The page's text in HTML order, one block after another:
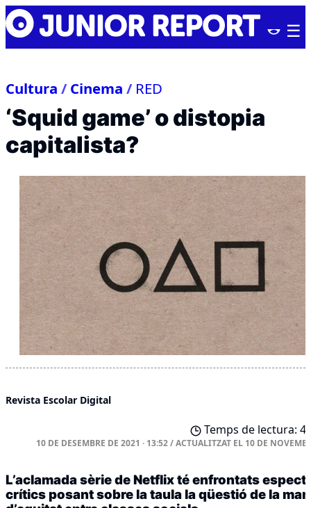
Skip
to
content
Junior
Report
Cultura /Cinema / RED
‘Squid game’ o distopia
capitalista?
Revista Escolar Digital
Temps de lectura: 4
10 DE DESEMBRE DE 2021 · 13:52/ACTUALITZAT EL 10 DE
L’aclamada sèrie de Netflix té enfrontats
crítics posant sobre la taula la qüestió de la